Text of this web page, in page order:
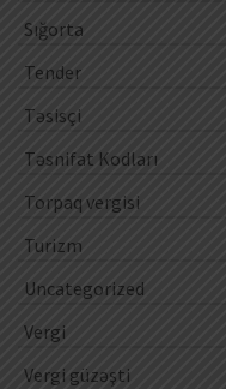
Sığorta
Tender
Təsisçi
Təsnifat Kodları
Torpaq vergisi
Turizm
Uncategorized
Vergi
Vergi güzəşti